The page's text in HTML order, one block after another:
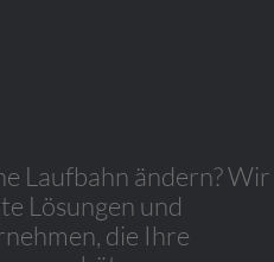
Laufbahn ändern? Wir
Lösungen und
die Ihre